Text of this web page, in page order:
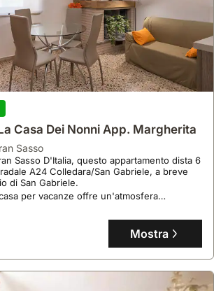
Vacanze La Casa Dei Nonni App. Margherita
Sasso
Sasso D'Italia, questo appartamento dista 6
A24 Colledara/San Gabriele, a breve
di San Gabriele.
per vacanze offre un'atmosfera
una jacuzzi e un centro fitness, perfetta
Mostra